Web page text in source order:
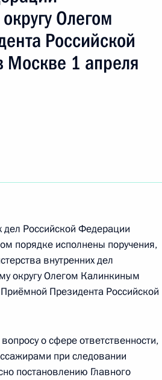
Управления
Федерации
в Приёмной
в Москве 1 апреля
Олегом
Российской
Москве 1 апреля
дел Российской Федерации
порядке исполнены поручения,
внутренних дел
округу Олегом Калинкиным
Президента Российской
о сфере ответственности,
при следовании
постановлению Главного